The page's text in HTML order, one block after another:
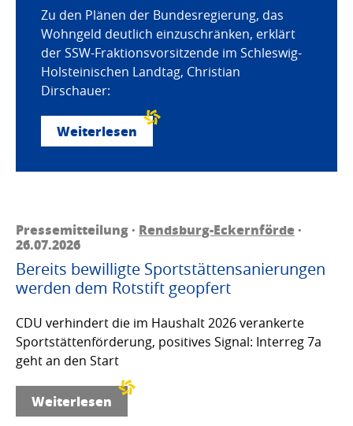
Zu den Plänen der Bundesregierung, das
Wohngeld deutlich einzuschränken, erklärt
der SSW-Fraktionsvorsitzende im Schleswig-
Holsteinischen Landtag, Christian
Dirschauer:
Weiterlesen
Pressemitteilung · Rendsburg-Eckernförde·
26.07.2026
Bereits bewilligte Sportstättensanierungen
werden dem Rotstift geopfert
CDU verhindert die im Haushalt 2026 verankerte
Sportstättenförderung, positives Signal: Interreg 7a
geht an den Start
Weiterlesen